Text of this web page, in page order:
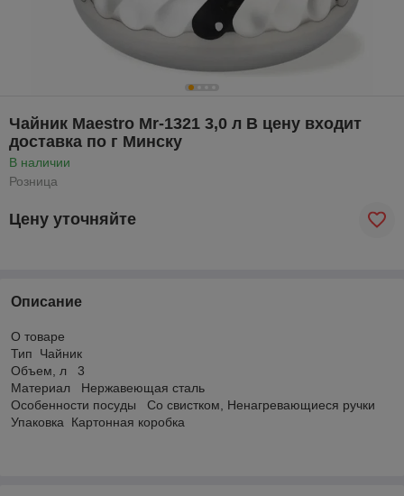
Чайник Maestro Mr-1321 3,0 л В цену входит
доставка по г Минску
В наличии
Розница
Цену уточняйте
Описание
О товаре
Тип Чайник
Объем, л 3
Материал Нержавеющая сталь
Особенности посуды Со свистком, Ненагревающиеся ручки
Упаковка Картонная коробка